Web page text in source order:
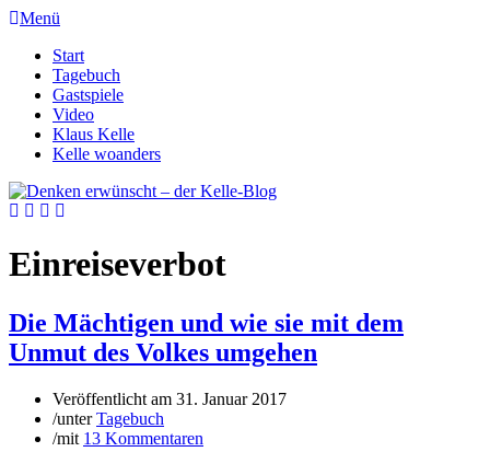
Menü
Start
Tagebuch
Gastspiele
Video
Klaus Kelle
Kelle woanders
Einreiseverbot
Die Mächtigen und wie sie mit dem
Unmut des Volkes umgehen
Veröffentlicht am 31. Januar 2017
/unterTagebuch
/mit 13 Kommentaren